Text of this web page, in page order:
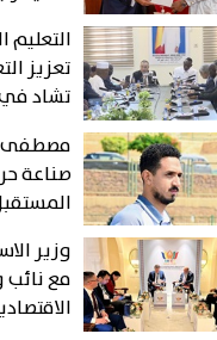
الرئيس
التعليم
تعزيز
تشاد
والبحث
وزيادة
للطلاب
مصطفى
صناعة
وخبرات
وزير
مع نائب